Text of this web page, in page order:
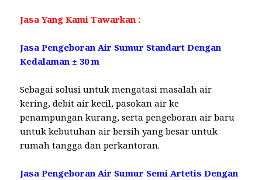
Jasa Yang Kami Tawarkan :
Jasa Pengeboran Air Sumur Standart Dengan
Kedalaman ± 30 m
Sebagai solusi untuk mengatasi masalah air
kering, debit air kecil, pasokan air ke
penampungan kurang, serta pengeboran air baru
untuk kebutuhan air bersih yang besar untuk
rumah tangga dan perkantoran.
Jasa Pengeboran Air Sumur Semi Artetis Dengan